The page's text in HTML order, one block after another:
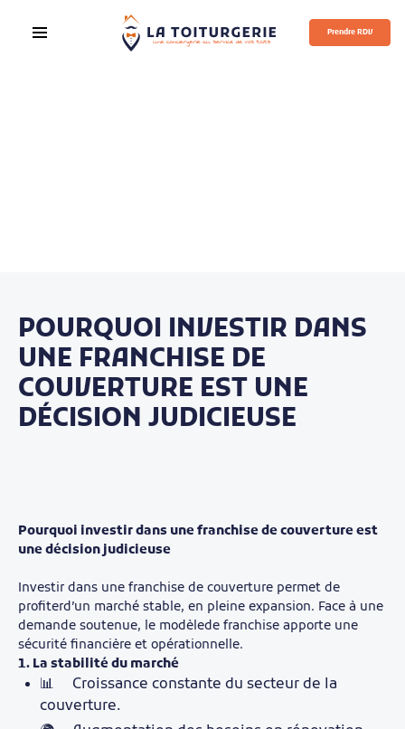
Prendre RDV
POURQUOI INVESTIR DANS
UNE FRANCHISE DE
COUVERTURE EST UNE
DÉCISION JUDICIEUSE
Pourquoi investir dans une franchise de couverture est
une décision judicieuse
Investir dans une franchise de couverture permet de
profiterd’un marché stable, en pleine expansion. Face à une
demande soutenue, le modèlede franchise apporte une
sécurité financière et opérationnelle.
1. La stabilité du marché
📊 Croissance constante du secteur de la
couverture.